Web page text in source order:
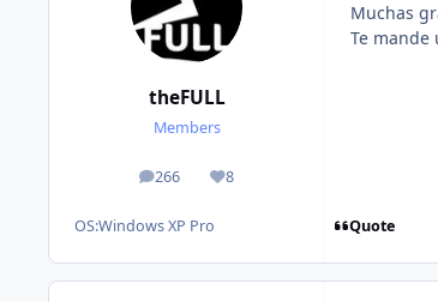
theFULL
Members
266
posts 8
Reputation
OS:Windows XP Pro
Muchas
Te mande
Quote